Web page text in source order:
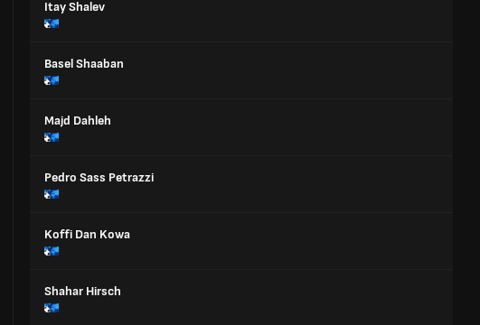
Itay Shalev
Basel Shaaban
Majd Dahleh
Pedro Sass Petrazzi
Koffi Dan Kowa
Shahar Hirsch